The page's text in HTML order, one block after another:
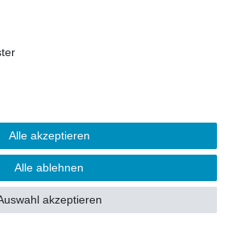
widerrufen
2026 | Alle Rechte vorbehalten.
Alle akzeptieren
Alle ablehnen
akzeptieren